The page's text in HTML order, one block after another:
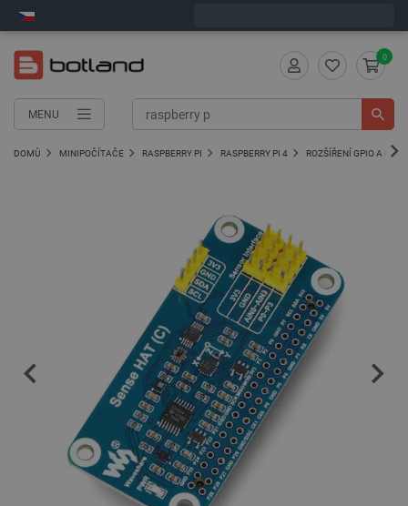
MENU
0
DOMŮ MINIPOČÍTAČE RASPBERRY PI RASPBERRY PI 4 ROZŠÍŘENÍ GPIO A HAT